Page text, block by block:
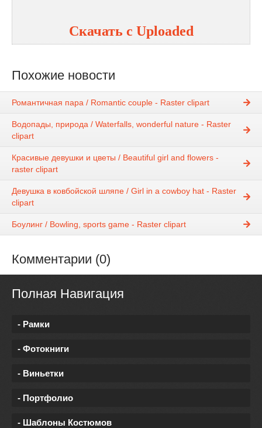
Скачать с Uploaded
Похожие новости
Романтичная пара / Romantic couple - Raster clipart
Водопады, природа / Waterfalls, wonderful nature - Raster
clipart
Красивые девушки и цветы / Beautiful girl and flowers -
raster clipart
Девушка в ковбойской шляпе / Girl in a cowboy hat - Raster
clipart
Боулинг / Bowling, sports game - Raster clipart
Комментарии (0)
Полная Навигация
- Рамки
- Фотокниги
- Виньетки
- Портфолио
- Шаблоны Костюмов